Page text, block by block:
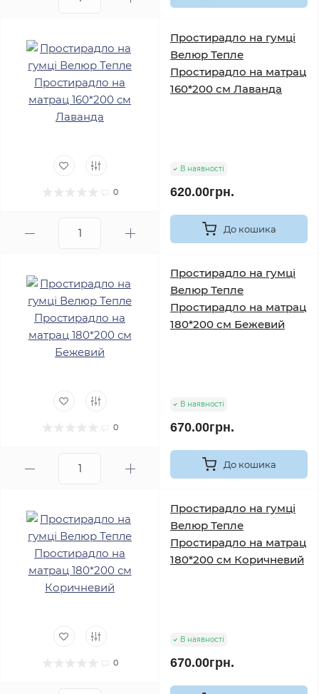
0
Простирадло на гумці
Велюр Тепле
Простирадло на матрац
160*200 см Лаванда
В наявності
620.00грн.
До кошика
0
Простирадло на гумці
Велюр Тепле
Простирадло на матрац
180*200 см Бежевий
В наявності
670.00грн.
До кошика
0
Простирадло на гумці
Велюр Тепле
Простирадло на матрац
180*200 см Коричневий
В наявності
670.00грн.